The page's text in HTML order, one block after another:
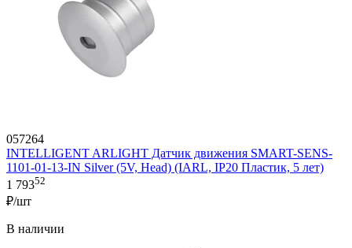
057264
INTELLIGENT ARLIGHT Датчик движения SMART-SENS-
1101-01-13-IN Silver (5V, Head) (IARL, IP20 Пластик, 5 лет)
1 79352
₽/шт
В наличии